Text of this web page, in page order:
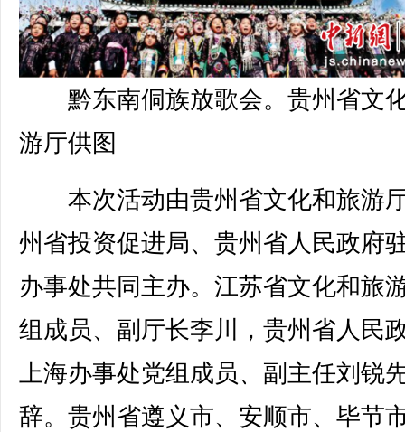
黔东南侗族放歌会。贵州省文
游厅供图
本次活动由贵州省文化和旅游
州省投资促进局、贵州省人民政府
办事处共同主办。江苏省文化和旅
组成员、副厅长李川，贵州省人民
上海办事处党组成员、副主任刘锐
辞。贵州省遵义市、安顺市、毕节